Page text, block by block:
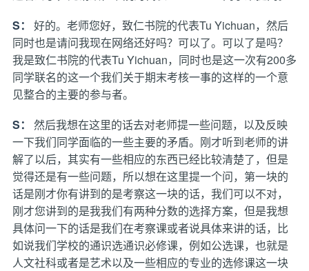
S：
好的。老师您好，致仁书院的代表Tu Yichuan，然后
同时也是请问我现在网络还好吗？可以了。可以了是吗？
我是致仁书院的代表Tu Yichuan，同时也是这一次有200多
同学联名的这一个我们关于期末考核一事的这样的一个意
见整合的主要的参与者。
S：
然后我想在这里的话去对老师提一些问题，以及反映
一下我们同学面临的一些主要的矛盾。刚才听到老师的讲
解了以后，其实有一些相应的东西已经比较清楚了，但是
觉得还是有一些问题，所以想在这里提一个问，第一块的
话是刚才你有讲到的是考察这一块的话，我们可以不对，
刚才您讲到的是我我们有两种分数的选择方案，但是我想
具体问一下的话是我们在考察课或者说具体来讲的话，比
如说我们学校的通识选通识必修课，例如公选课，也就是
人文社科或者是艺术以及一些相应的专业的选修课这一块